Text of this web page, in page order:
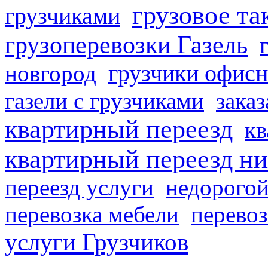
грузчиками грузовое
грузоперевозки Газель
новгород грузчики
газели с грузчиками
квартирный переезд
квартирный переезд
переезд услуги
перевозка мебели
услуги Грузчиков